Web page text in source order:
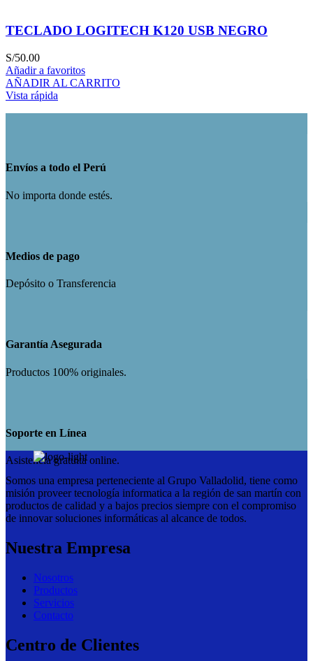
TECLADO LOGITECH K120 USB NEGRO
S/50.00
Añadir a favoritos
AÑADIR AL CARRITO
Vista rápida
Envíos a todo el Perú
No importa donde estés.
Medios de pago
Depósito o Transferencia
Garantía Asegurada
Productos 100% originales.
Soporte en Línea
Asistencia gratuita online.
Somos una empresa perteneciente al Grupo Valladolid, tiene como
misión proveer tecnología informatica a la región de san martín con
productos de calidad y a bajos precios siempre con el compromiso
de innovar soluciones informáticas al alcance de todos.
Nuestra Empresa
Nosotros
Productos
Servicios
Contacto
Centro de Clientes